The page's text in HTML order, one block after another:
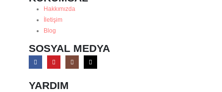
Hakkımızda
İletişim
Blog
SOSYAL MEDYA
YARDIM